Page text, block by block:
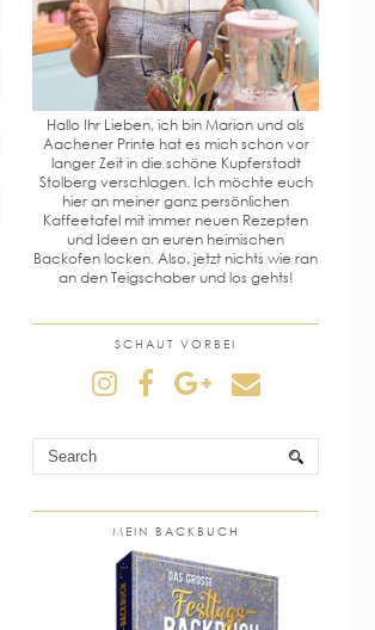
Hallo Ihr Lieben, ich bin Marion und als
Aachener Printe hat es mich schon vor
langer Zeit in die schöne Kupferstadt
Stolberg verschlagen. Ich möchte euch
hier an meiner ganz persönlichen
Kaffeetafel mit immer neuen Rezepten
und Ideen an euren heimischen
Backofen locken. Also, jetzt nichts wie ran
an den Teigschaber und los gehts!
SCHAUT VORBEI
MEIN BACKBUCH